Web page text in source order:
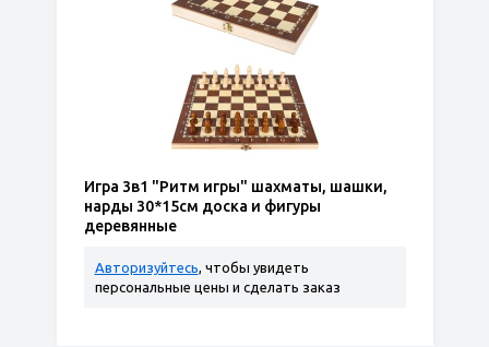
Игра 3в1 "Ритм игры" шахматы, шашки,
нарды 30*15см доска и фигуры
деревянные
Авторизуйтесь, чтобы увидеть
персональные цены и сделать заказ